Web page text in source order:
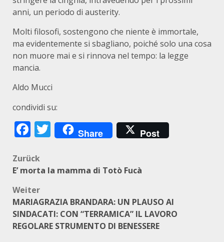
anni, un periodo di austerity.
Molti filosofi, sostengono che niente è immortale,
ma evidentemente si sbagliano, poiché solo una cosa
non muore mai e si rinnova nel tempo: la legge
mancia.
Aldo Mucci
condividi su:
Facebook
Twitter
Share Post
Beitragsnavigation
Zurück
E’ morta la mamma di Totò Fucà
Weiter
MARIAGRAZIA BRANDARA: UN PLAUSO AI
SINDACATI: CON “TERRAMICA” IL LAVORO
REGOLARE STRUMENTO DI BENESSERE